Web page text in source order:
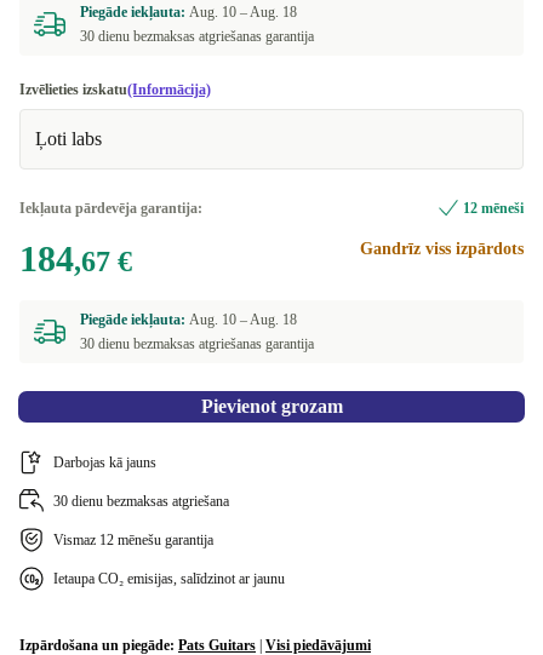
Piegāde iekļauta: Aug. 10 –Aug. 18
30 dienu bezmaksas atgriešanas garantija
Izvēlieties izskatu(Informācija)
Ļoti labs
Iekļauta pārdevēja garantija: 12 mēneši
184,67 € Gandrīz viss izpārdots
Piegāde iekļauta: Aug. 10 –Aug. 18
30 dienu bezmaksas atgriešanas garantija
Pievienot grozam
Darbojas kā jauns
30 dienu bezmaksas atgriešana
Vismaz 12 mēnešu garantija
Ietaupa CO₂ emisijas, salīdzinot ar jaunu
Izpārdošana un piegāde: Pats Guitars Visi piedāvājumi